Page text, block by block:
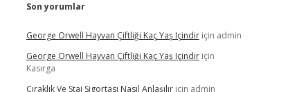
Son yorumlar
George Orwell Hayvan Çiftliği Kaç Yaş Içindiriçin admin
George Orwell Hayvan Çiftliği Kaç Yaş Içindiriçin
Kasırga
Çıraklık Ve Staj Sigortası Nasıl Anlaşılıriçin admin